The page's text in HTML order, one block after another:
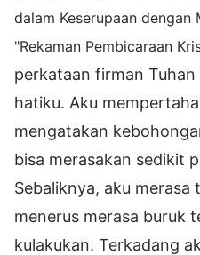
dalam Keserupaan dengan
"Rekaman Pembicaraan
perkataan firman
hatiku. Aku
mengatakan
bisa merasakan sedikit
Sebaliknya, aku
menerus merasa buruk
kulakukan. Terkadang